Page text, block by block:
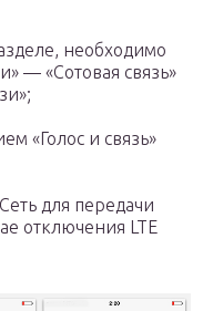
необходимо
— «Сотовая связь»
«Голос и связь»
для передачи
отключения LTE